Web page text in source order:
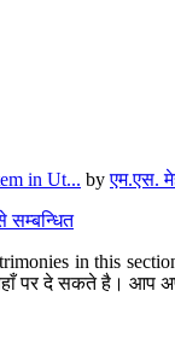
in Ut... byएम.एस.
सम्बन्धित
in this
पर दे सकते है। आप